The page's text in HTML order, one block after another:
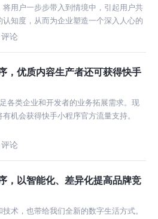
用户一步步带入到情境中，引起用户共
知度，从而为企业塑造一个深入人心的
评论
，优质内容生产者还可获得快手
各类企业和开发者的业务拓展需求。现
机会获得快手小程序官方流量支持。
评论
，以智能化、差异化提高品牌竞
术，也带给我们全新的数字生活方式。